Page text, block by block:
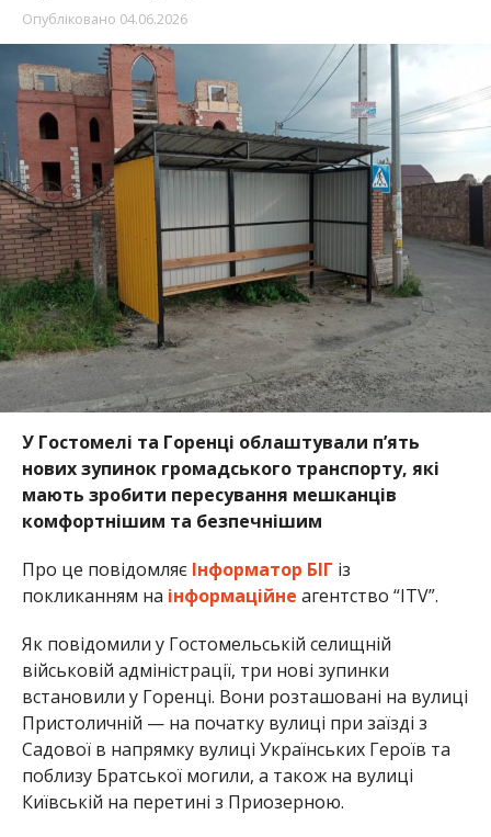
Опубліковано 04.06.2026
У Гостомелі та Горенці облаштували п’ять
нових зупинок громадського транспорту, які
мають зробити пересування мешканців
комфортнішим та безпечнішим
Про це повідомляє Інформатор БІГ із
покликанням на інформаційне агентство “ITV”.
Як повідомили у Гостомельській селищній
військовій адміністрації, три нові зупинки
встановили у Горенці. Вони розташовані на вулиці
Пристоличній — на початку вулиці при заїзді з
Садової в напрямку вулиці Українських Героїв та
поблизу Братської могили, а також на вулиці
Київській на перетині з Приозерною.